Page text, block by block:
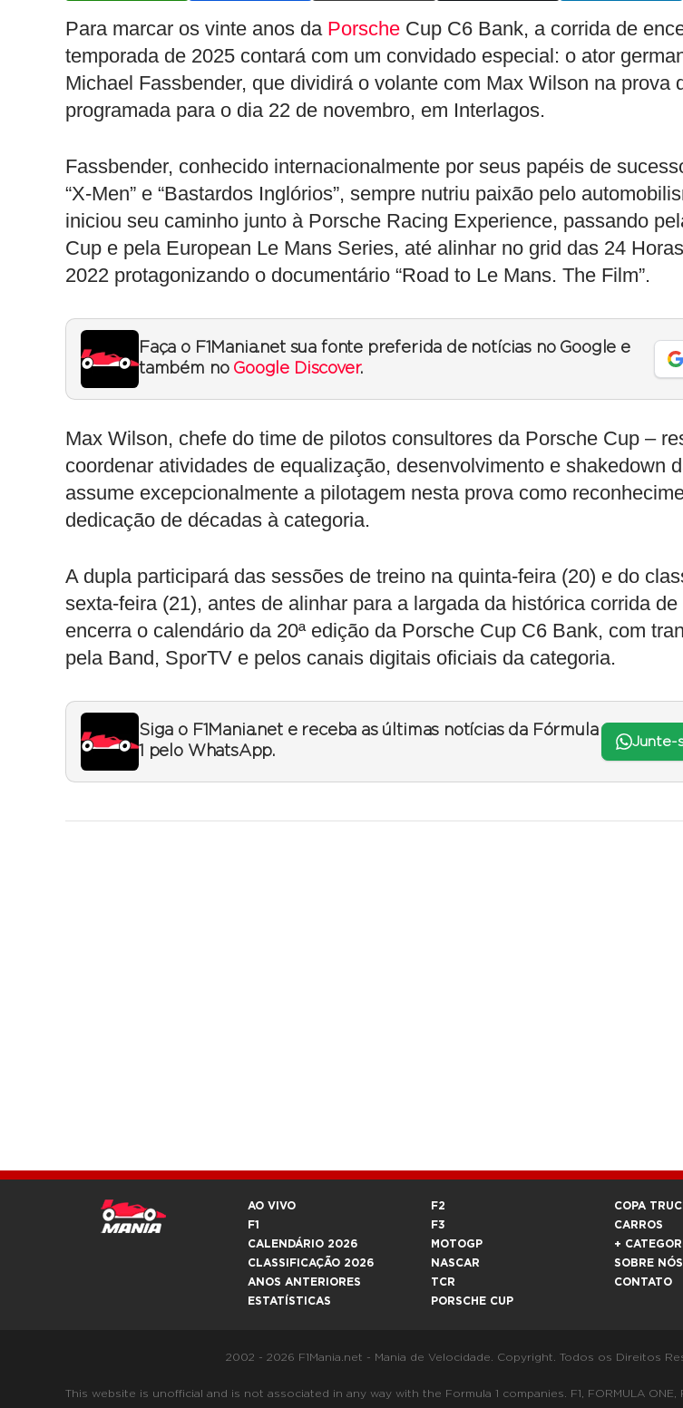
Para marcar os vinte anos da Porsche Cup C6 Bank, a corrida de
temporada de 2025 contará com um convidado especial: o ator
Michael Fassbender, que dividirá o volante com Max Wilson na prova
programada para o dia 22 de novembro, em Interlagos.
Fassbender, conhecido internacionalmente por seus papéis de
“X-Men” e “Bastardos Inglórios”, sempre nutriu paixão pelo
iniciou seu caminho junto à Porsche Racing Experience, passando
Cup e pela European Le Mans Series, até alinhar no grid das 24
2022 protagonizando o documentário “Road to Le Mans. The Film”.
Faça o F1Mania.net sua fonte preferida de notícias no Google e
também no Google Discover.
Max Wilson, chefe do time de pilotos consultores da Porsche Cup –
coordenar atividades de equalização, desenvolvimento e shakedown
assume excepcionalmente a pilotagem nesta prova como
dedicação de décadas à categoria.
A dupla participará das sessões de treino na quinta-feira (20) e do
sexta-feira (21), antes de alinhar para a largada da histórica corrida
encerra o calendário da 20ª edição da Porsche Cup C6 Bank, com
pela Band, SporTV e pelos canais digitais oficiais da categoria.
Siga o F1Mania.net e receba as últimas notícias da Fórmula
1 pelo WhatsApp.
Junte-
AO VIVO
F1
CALENDÁRIO 2026
CLASSIFICAÇÃO 2026
ANOS ANTERIORES
ESTATÍSTICAS
F2
F3
MOTOGP
NASCAR
TCR
PORSCHE CUP
COPA
CARROS
+
SOBRE NÓS
CONTATO
2002 - 2026 F1Mania.net - Mania de Velocidade. Copyright. Todos os Direitos
This website is unofficial and is not associated in any way with the Formula 1 companies. F1, FORMULA ONE,